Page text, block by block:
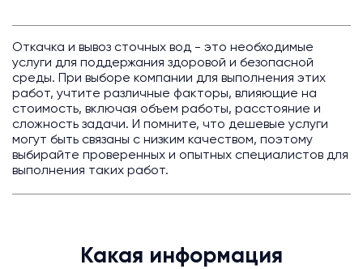
Откачка и вывоз сточных вод - это необходимые
услуги для поддержания здоровой и безопасной
среды. При выборе компании для выполнения этих
работ, учтите различные факторы, влияющие на
стоимость, включая объем работы, расстояние и
сложность задачи. И помните, что дешевые услуги
могут быть связаны с низким качеством, поэтому
выбирайте проверенных и опытных специалистов для
выполнения таких работ.
Какая информация